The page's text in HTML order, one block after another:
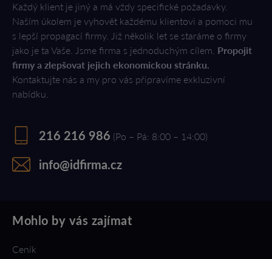
Každý klient je jiný a má vždy specifické požadavky.
Naším úkolem je vyhovět každému klientovi a pomoci mu
s lepší propagací firmy. Již několik let se staráme o firmy
jako je ta Vaše. Jsme firma s jednoduchým cílem. Propojit
firmy a zlepšovat jejich ekonomickou stránku.
Kontaktujte nás a my pro vás připravíme exkluzivní
nabídku.
216 216 986 (Po – Pá: 8:00 – 14:00)
info@idfirma.cz
Mohlo by vás zajímat
Ceník